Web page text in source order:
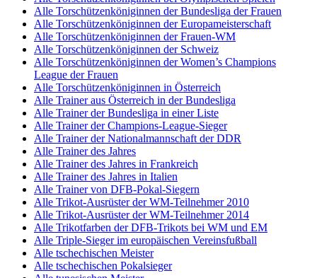
Alle Torschützenköniginnen der Bundesliga der Frauen
Alle Torschützenköniginnen der Europameisterschaft
Alle Torschützenköniginnen der Frauen-WM
Alle Torschützenköniginnen der Schweiz
Alle Torschützenköniginnen der Women’s Champions
League der Frauen
Alle Torschützenköniginnen in Österreich
Alle Trainer aus Österreich in der Bundesliga
Alle Trainer der Bundesliga in einer Liste
Alle Trainer der Champions-League-Sieger
Alle Trainer der Nationalmannschaft der DDR
Alle Trainer des Jahres
Alle Trainer des Jahres in Frankreich
Alle Trainer des Jahres in Italien
Alle Trainer von DFB-Pokal-Siegern
Alle Trikot-Ausrüster der WM-Teilnehmer 2010
Alle Trikot-Ausrüster der WM-Teilnehmer 2014
Alle Trikotfarben der DFB-Trikots bei WM und EM
Alle Triple-Sieger im europäischen Vereinsfußball
Alle tschechischen Meister
Alle tschechischen Pokalsieger